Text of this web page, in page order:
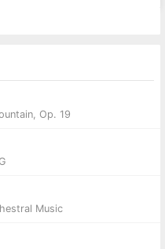
Op. 19
Music